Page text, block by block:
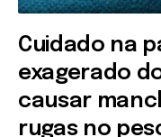
Cuidado na
exagerado
causar
rugas no